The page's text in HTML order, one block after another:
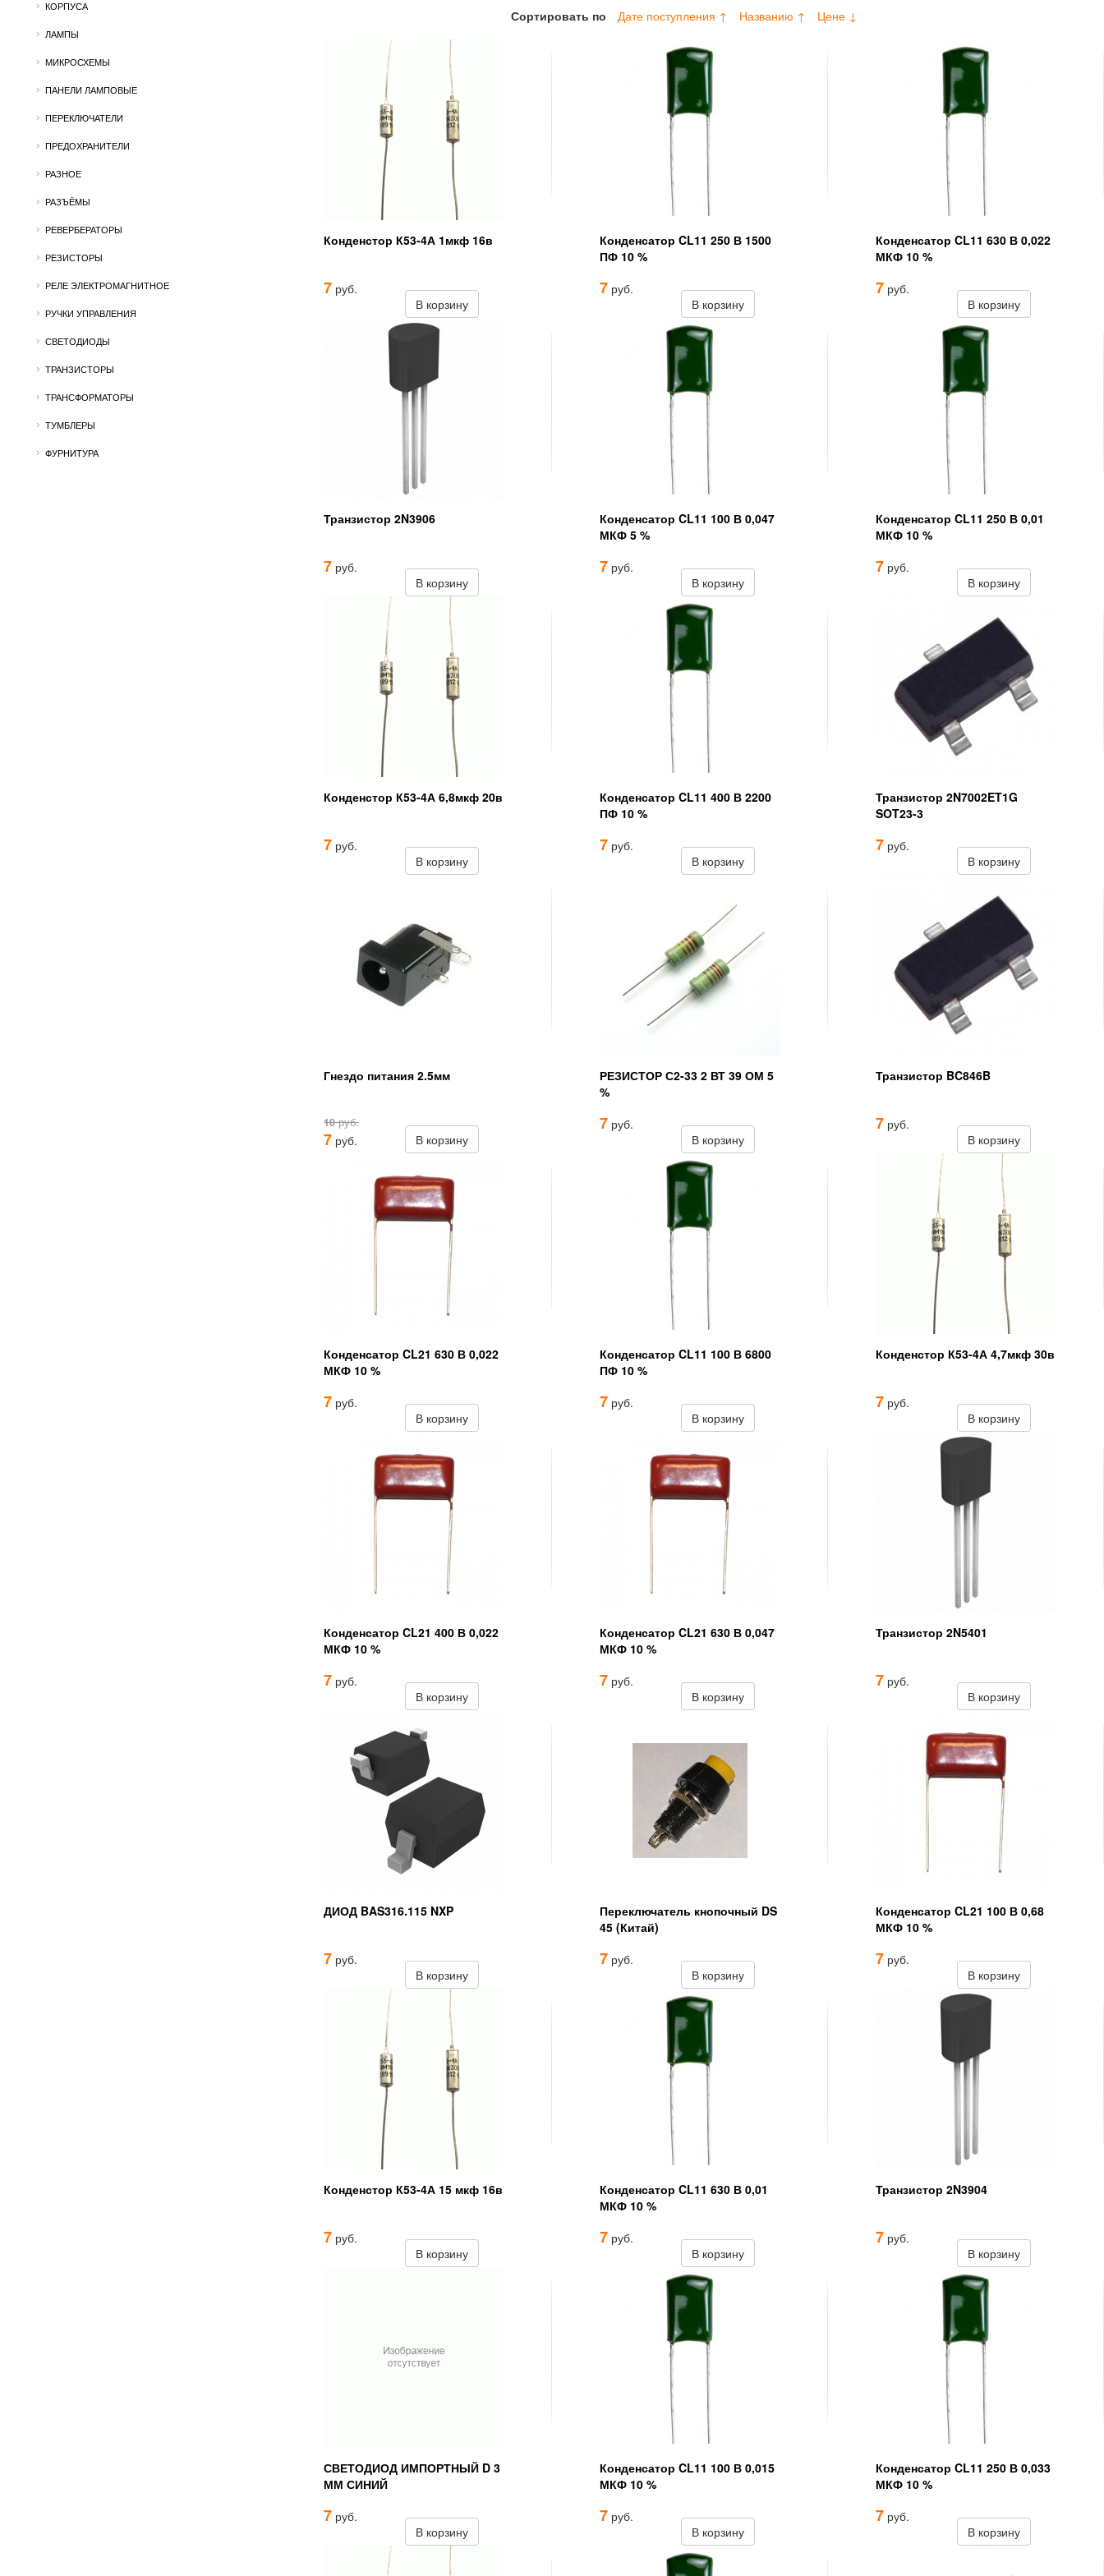
КОРПУСА
ЛАМПЫ
МИКРОСХЕМЫ
ПАНЕЛИ ЛАМПОВЫЕ
ПЕРЕКЛЮЧАТЕЛИ
ПРЕДОХРАНИТЕЛИ
РАЗНОЕ
РАЗЪЁМЫ
РЕВЕРБЕРАТОРЫ
РЕЗИСТОРЫ
РЕЛЕ ЭЛЕКТРОМАГНИТНОЕ
РУЧКИ УПРАВЛЕНИЯ
СВЕТОДИОДЫ
ТРАНЗИСТОРЫ
ТРАНСФОРМАТОРЫ
ТУМБЛЕРЫ
ФУРНИТУРА
Сортировать по Дате поступления ↑ Названию ↑ Цене ↓
Конденстор К53-4А 1мкф 16в
7 руб.
В корзину
Конденсатор CL11 250 В 1500
ПФ 10 %
7 руб.
В корзину
Конденсатор CL11 630 В 0,022
МКФ 10 %
7 руб.
В корзину
Транзистор 2N3906
7 руб.
В корзину
Конденсатор CL11 100 В 0,047
МКФ 5 %
7 руб.
В корзину
Конденсатор CL11 250 В 0,01
МКФ 10 %
7 руб.
В корзину
Конденстор К53-4А 6,8мкф 20в
7 руб.
В корзину
Конденсатор CL11 400 В 2200
ПФ 10 %
7 руб.
В корзину
Транзистор 2N7002ET1G
SOT23-3
7 руб.
В корзину
Гнездо питания 2.5мм
10руб.
7 руб. В корзину
РЕЗИСТОР С2-33 2 ВТ 39 ОМ 5
%
7 руб.
В корзину
Транзистор BC846B
7 руб.
В корзину
Конденсатор CL21 630 В 0,022
МКФ 10 %
7 руб.
В корзину
Конденсатор CL11 100 В 6800
ПФ 10 %
7 руб.
В корзину
Конденстор К53-4А 4,7мкф 30в
7 руб.
В корзину
Конденсатор CL21 400 В 0,022
МКФ 10 %
7 руб.
В корзину
Конденсатор CL21 630 В 0,047
МКФ 10 %
7 руб.
В корзину
Транзистор 2N5401
7 руб.
В корзину
ДИОД BAS316.115 NXP
7 руб.
В корзину
Переключатель кнопочный DS
45 (Китай)
7 руб.
В корзину
Конденсатор CL21 100 В 0,68
МКФ 10 %
7 руб.
В корзину
Конденстор К53-4А 15 мкф 16в
7 руб.
В корзину
Конденсатор CL11 630 В 0,01
МКФ 10 %
7 руб.
В корзину
Транзистор 2N3904
7 руб.
В корзину
СВЕТОДИОД ИМПОРТНЫЙ D 3
ММ СИНИЙ
7 руб.
В корзину
Конденсатор CL11 100 В 0,015
МКФ 10 %
7 руб.
В корзину
Конденсатор CL11 250 В 0,033
МКФ 10 %
7 руб.
В корзину